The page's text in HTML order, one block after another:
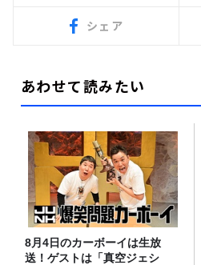
シェア
あわせて読みたい
8月4日のカーボーイは生放
送！ゲストは「真空ジェシ